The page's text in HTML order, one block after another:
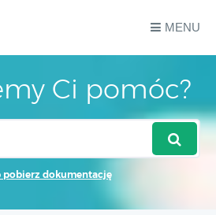
MENU
Ci pomóc?
pobierz dokumentację